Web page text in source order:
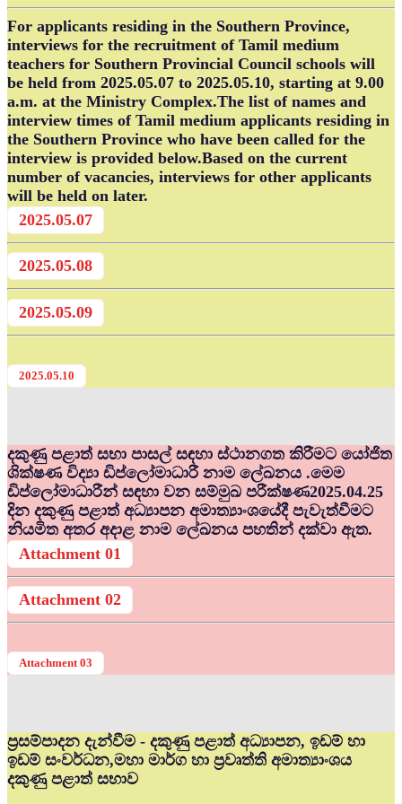
For applicants residing in the Southern Province,
interviews for the recruitment of Tamil medium
teachers for Southern Provincial Council schools will
be held from 2025.05.07 to 2025.05.10, starting at 9.00
a.m. at the Ministry Complex.The list of names and
interview times of Tamil medium applicants residing in
the Southern Province who have been called for the
interview is provided below.Based on the current
number of vacancies, interviews for other applicants
will be held on later.
2025.05.07
2025.05.08
2025.05.09
2025.05.10
දකුණු පළාත් සභා පාසල් සඳහා ස්ථානගත කිරීමට යෝජිත
ශික්ෂණ විද්‍යා ඩිප්ලෝමාධාරී නාම ලේඛනය .මෙම
ඩිප්ලෝමාධාරීන් සඳහා වන සම්මුඛ පරීක්ෂණ2025.04.25
දින දකුණු පළාත් අධ්‍යාපන අමාත්‍යාංශයේදී පැවැත්වීමට
නියමිත අතර අදාළ නාම ලේඛනය පහතින් දක්වා ඇත.
Attachment 01
Attachment 02
Attachment 03
ප්‍රසම්පාදන දැන්වීම - දකුණු පළාත් අධ්‍යාපන, ඉඩම් හා
ඉඩම් සංවර්ධන,මහා මාර්ග හා ප්‍රවෘත්ති අමාත්‍යාංශය
දකුණු පළාත් සභාව